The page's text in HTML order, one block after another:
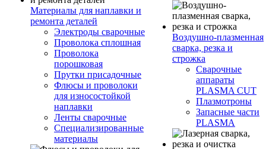
Материалы для наплавки и
ремонта деталей
Электроды сварочные
Проволока сплошная
Проволока
порошковая
Прутки присадочные
Флюсы и проволоки
для износостойкой
наплавки
Ленты сварочные
Специализированные
материалы
Воздушно-плазменная
сварка, резка и
строжка
Сварочные
аппараты
PLASMA CUT
Плазмотроны
Запасные части
PLASMA